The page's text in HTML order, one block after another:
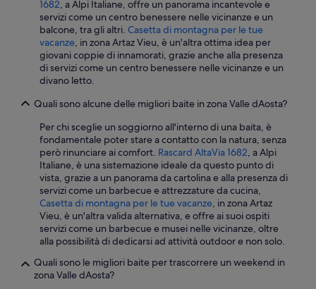
1682, a Alpi Italiane, offre un panorama incantevole e
servizi come un centro benessere nelle vicinanze e un
balcone, tra gli altri. Casetta di montagna per le tue
vacanze, in zona Artaz Vieu, è un'altra ottima idea per
giovani coppie di innamorati, grazie anche alla presenza
di servizi come un centro benessere nelle vicinanze e un
divano letto.
Quali sono alcune delle migliori baite in zona Valle dAosta?
Per chi sceglie un soggiorno all'interno di una baita, è
fondamentale poter stare a contatto con la natura, senza
però rinunciare ai comfort. Rascard AltaVia 1682, a Alpi
Italiane, è una sistemazione ideale da questo punto di
vista, grazie a un panorama da cartolina e alla presenza di
servizi come un barbecue e attrezzature da cucina,
Casetta di montagna per le tue vacanze, in zona Artaz
Vieu, è un'altra valida alternativa, e offre ai suoi ospiti
servizi come un barbecue e musei nelle vicinanze, oltre
alla possibilità di dedicarsi ad attività outdoor e non solo.
Quali sono le migliori baite per trascorrere un weekend in
zona Valle dAosta?